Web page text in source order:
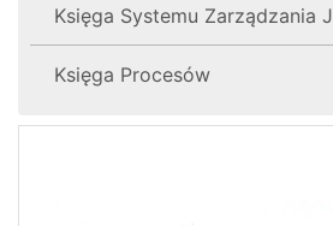
Księga Systemu Zarządzania
Księga Procesów